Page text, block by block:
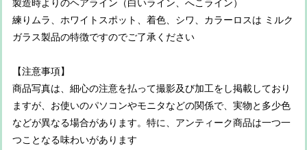
製造時よりのヘアライン（白いライン、へこライン）
練りムラ、ホワイトスポット、着色、シワ、カラーロスは ミルク
ガラス製品の特徴ですのでご了承ください
【注意事項】
商品写真は、細心の注意を払って撮影及び加工をし掲載しており
ますが、お使いのパソコンやモニタなどの関係で、実物と多少色
などが異なる場合があります。特に、アンティーク商品は一つ一
つことなる味わいがあります